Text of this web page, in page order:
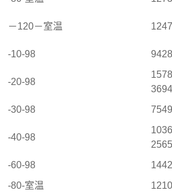
－120－室温
-10-98
-20-98
3694
-30-98
-40-98
2565
-60-98
-80-室温